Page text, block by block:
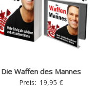
Die Waffen des Mannes
Preis: 19,95€